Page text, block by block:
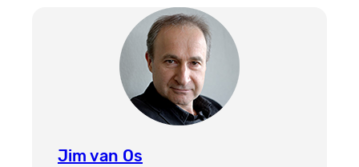
Jim van Os